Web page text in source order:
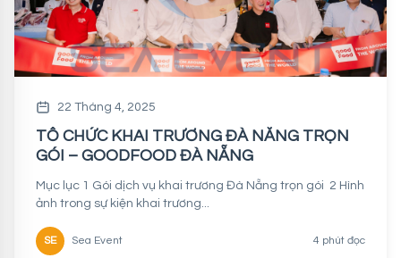
22 Tháng 4, 2025
TỔ CHỨC KHAI TRƯƠNG ĐÀ NẴNG TRỌN
GÓI – GOODFOOD ĐÀ NẴNG
Mục lục 1 Gói dịch vụ khai trương Đà Nẵng trọn gói 2 Hình
ảnh trong sự kiện khai trương...
SE Sea Event 4 phút đọc